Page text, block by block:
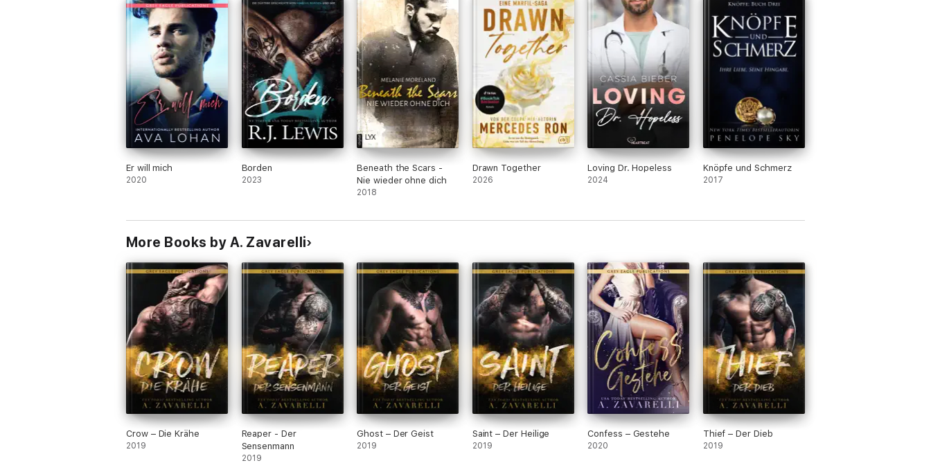
Er will mich
2020
Borden
2023
Beneath the Scars -
Nie wieder ohne dich
2018
Drawn Together
2026
Loving Dr. Hopeless
2024
Knöpfe und Schmerz
2017
More Books by A. Zavarelli
Crow – Die Krähe
2019
Reaper - Der
Sensenmann
2019
Ghost – Der Geist
2019
Saint – Der Heilige
2019
Confess – Gestehe
2020
Thief – Der Dieb
2019